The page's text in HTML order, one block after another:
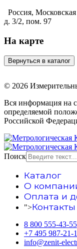
Россия,
д. 3/2, пом. 97
На карте
© 2026
Вся информация на
определяемой
Российской
Поиск
Каталог
О
Оплата и
">Контакты
8 800 555-43-55
+7 495 987-21-
info@zenit-